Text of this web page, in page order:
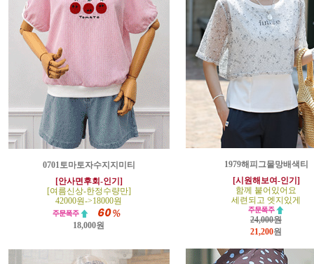
0701토마토자수지지미티
[안사면후회-인기]
[여름신상-한정수량만]
42000원->18000원
18,000원
1979해피그물망배색티
[시원해보여-인기]
함께 붙어있어요
세련되고 엣지있게
24,000원
21,200원